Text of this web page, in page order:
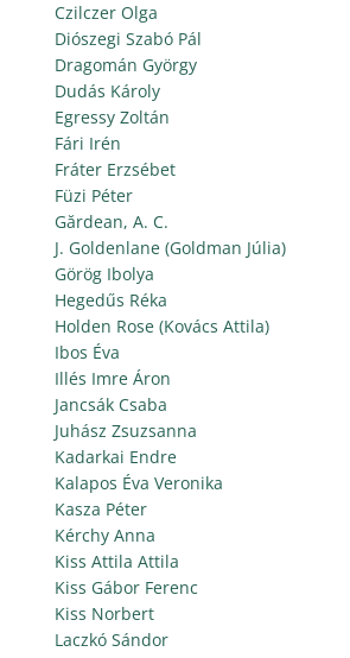
Czilczer Olga
Diószegi Szabó Pál
Dragomán György
Dudás Károly
Egressy Zoltán
Fári Irén
Fráter Erzsébet
Füzi Péter
Gărdean, A. C.
J. Goldenlane (Goldman Júlia)
Görög Ibolya
Hegedűs Réka
Holden Rose (Kovács Attila)
Ibos Éva
Illés Imre Áron
Jancsák Csaba
Juhász Zsuzsanna
Kadarkai Endre
Kalapos Éva Veronika
Kasza Péter
Kérchy Anna
Kiss Attila Attila
Kiss Gábor Ferenc
Kiss Norbert
Laczkó Sándor